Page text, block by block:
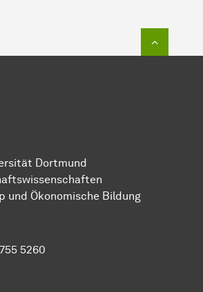
Dort­mund
und Ökonomische Bil­dung
5260